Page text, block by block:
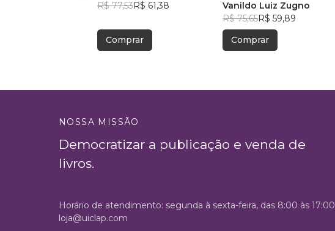
R$ 77,53R$ 61,38
Comprar
Francisco
Vanildo Luiz Zugno
R$ 75,65R$ 59,89
Comprar
NOSSA MISSÃO
Democratizar a publicação e venda de
livros.
Horário de atendimento: segunda à sexta-feira, das 8:00 às 17:00
loja@uiclap.com